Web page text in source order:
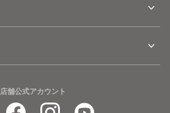
店舗公式アカウント